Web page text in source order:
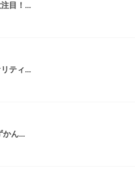
目！...
ティ...
かん...